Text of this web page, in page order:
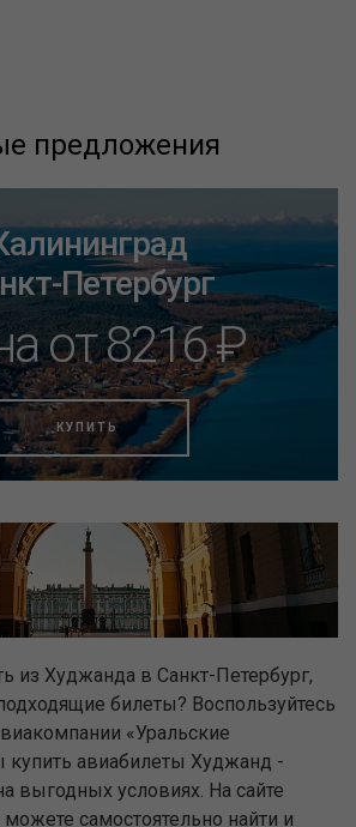
предложения
Петербург
от 8216 ₽
КУПИТЬ
из Худжанда в Санкт-Петербург,
билеты? Воспользуйтесь
«Уральские
купить авиабилеты Худжанд -
выгодных условиях. На сайте
самостоятельно найти и